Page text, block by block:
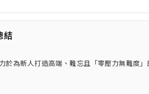
結
於為新人打造高端、難忘且「零壓力無難度」